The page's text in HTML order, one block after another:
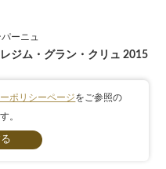
ーニュ
ジム・グラン・クリュ 2015
ウーリエ
（税込）
ポリシーページをご参照の
。